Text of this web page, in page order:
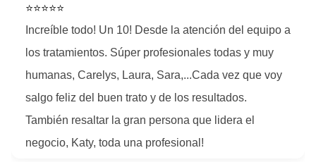
⭐⭐⭐⭐⭐
Increíble todo! Un 10! Desde la atención del equipo a
los tratamientos. Súper profesionales todas y muy
humanas, Carelys, Laura, Sara,...Cada vez que voy
salgo feliz del buen trato y de los resultados.
También resaltar la gran persona que lidera el
negocio, Katy, toda una profesional!